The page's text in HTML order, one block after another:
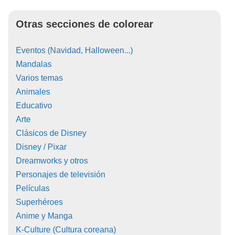
Otras secciones de colorear
Eventos (Navidad, Halloween...)
Mandalas
Varios temas
Animales
Educativo
Arte
Clásicos de Disney
Disney / Pixar
Dreamworks y otros
Personajes de televisión
Películas
Superhéroes
Anime y Manga
K-Culture (Cultura coreana)